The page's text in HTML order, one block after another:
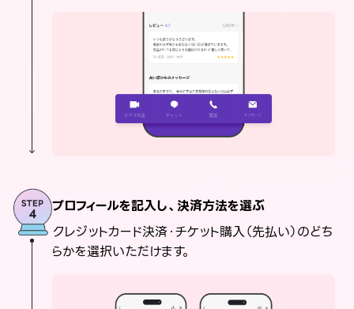
プロフィールを記入し、決済方法を選ぶ
クレジットカード決済・チケット購入（先払い）のどち
らかを選択いただけます。